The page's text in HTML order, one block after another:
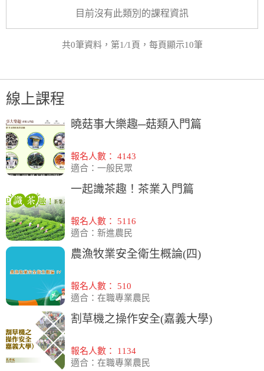
目前沒有此類別的課程資訊
共0筆資料，第1/1頁，每頁顯示10筆
線上課程
曉菇事大樂趣─菇類入門篇
報名人數： 4143
適合：一般民眾
一起識茶趣！茶業入門篇
報名人數： 5116
適合：新進農民
農漁牧業安全衛生概論(四)
報名人數： 510
適合：在職專業農民
割草機之操作安全(嘉義大學)
報名人數： 1134
適合：在職專業農民